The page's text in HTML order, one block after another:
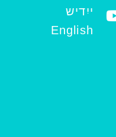
ייִדיש
English